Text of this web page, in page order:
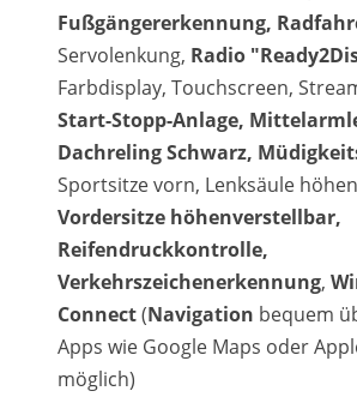
Fußgängererkennung,
Servolenkung, Radio
Farbdisplay, Touchscreen,
Start-Stopp-Anlage,
Dachreling Schwarz,
Sportsitze vorn, Lenksäule
Vordersitze höhenverstellbar,
Reifendruckkontrolle,
Verkehrszeichenerkennung,
Connect(Navigation bequem
Apps wie Google Maps oder
möglich)